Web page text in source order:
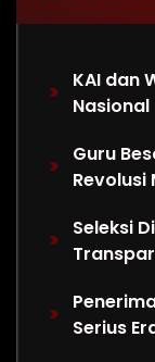
KAI dan
Nasional
Guru
Revolusi
Seleksi
Serius